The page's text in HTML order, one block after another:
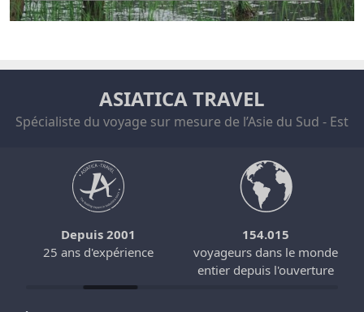
ASIATICA TRAVEL
Spécialiste du voyage sur mesure de l’Asie du Sud - Est
Depuis 2001
25 ans d'expérience
154.015
voyageurs dans le monde
entier depuis l'ouverture